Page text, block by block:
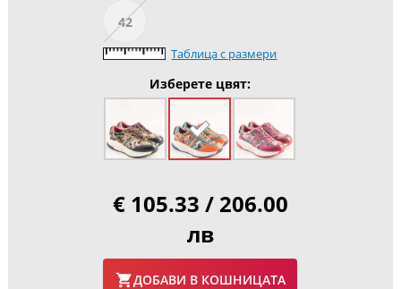
42
Таблица с размери
Изберете цвят:
€ 105.33 / 206.00
лв
ДОБАВИ В КОШНИЦАТА